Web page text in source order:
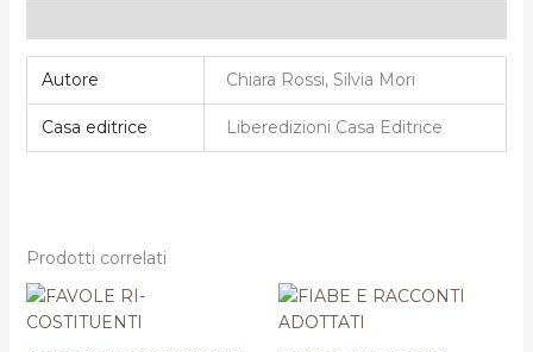
Autore Chiara Rossi, Silvia Mori
Casa editrice Liberedizioni Casa Editrice
Prodotti correlati
Il
originale
Il
attuale